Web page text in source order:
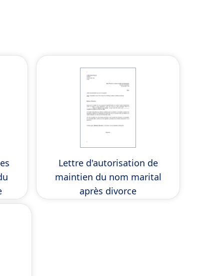
Lettre d'autorisation de
maintien du nom marital
après divorce